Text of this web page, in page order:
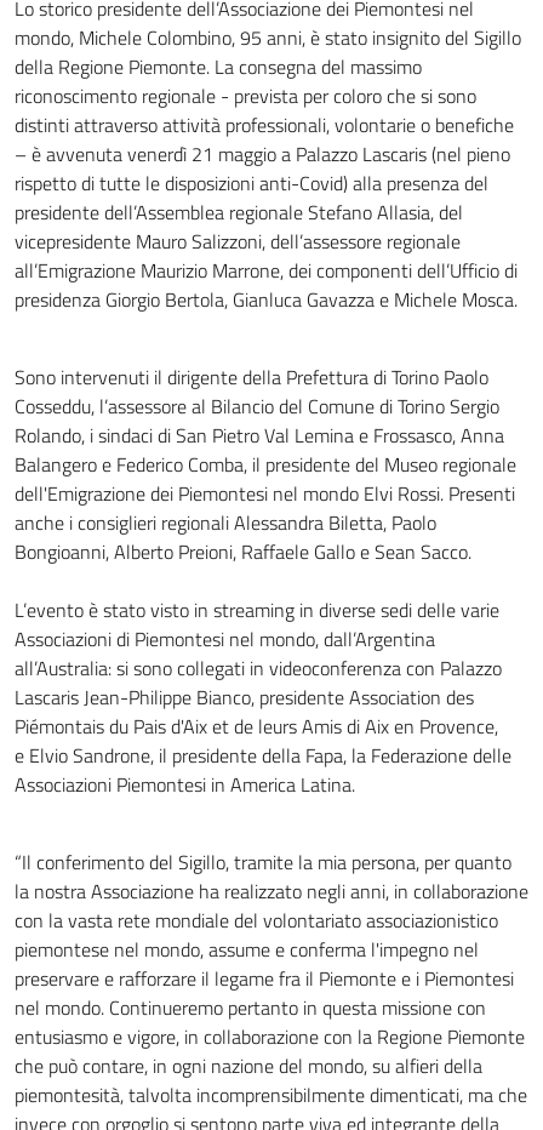
Lo storico presidente dell’Associazione dei Piemontesi nel
mondo, Michele Colombino, 95 anni, è stato insignito del Sigillo
della Regione Piemonte. La consegna del massimo
riconoscimento regionale - prevista per coloro che si sono
distinti attraverso attività professionali, volontarie o benefiche
– è avvenuta venerdì 21 maggio a Palazzo Lascaris (nel pieno
rispetto di tutte le disposizioni anti-Covid) alla presenza del
presidente dell’Assemblea regionale Stefano Allasia, del
vicepresidente Mauro Salizzoni, dell’assessore regionale
all’Emigrazione Maurizio Marrone, dei componenti dell’Ufficio di
presidenza Giorgio Bertola, Gianluca Gavazza e Michele Mosca.
Sono intervenuti il dirigente della Prefettura di Torino Paolo
Cosseddu, l’assessore al Bilancio del Comune di Torino Sergio
Rolando, i sindaci di San Pietro Val Lemina e Frossasco, Anna
Balangero e Federico Comba, il presidente del Museo regionale
dell'Emigrazione dei Piemontesi nel mondo Elvi Rossi. Presenti
anche i consiglieri regionali Alessandra Biletta, Paolo
Bongioanni, Alberto Preioni, Raffaele Gallo e Sean Sacco.
L’evento è stato visto in streaming in diverse sedi delle varie
Associazioni di Piemontesi nel mondo, dall’Argentina
all’Australia: si sono collegati in videoconferenza con Palazzo
Lascaris Jean-Philippe Bianco, presidente Association des
Piémontais du Pais d'Aix et de leurs Amis di Aix en Provence,
e Elvio Sandrone, il presidente della Fapa, la Federazione delle
Associazioni Piemontesi in America Latina.
“Il conferimento del Sigillo, tramite la mia persona, per quanto
la nostra Associazione ha realizzato negli anni, in collaborazione
con la vasta rete mondiale del volontariato associazionistico
piemontese nel mondo, assume e conferma l'impegno nel
preservare e rafforzare il legame fra il Piemonte e i Piemontesi
nel mondo. Continueremo pertanto in questa missione con
entusiasmo e vigore, in collaborazione con la Regione Piemonte
che può contare, in ogni nazione del mondo, su alfieri della
piemontesità, talvolta incomprensibilmente dimenticati, ma che
invece con orgoglio si sentono parte viva ed integrante della